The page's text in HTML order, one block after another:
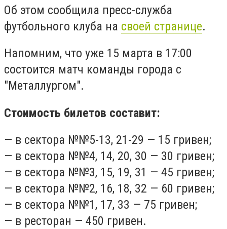
Об этом сообщила пресс-служба
футбольного клуба на своей странице.
Напомним, что уже 15 марта в 17:00
состоится матч команды города с
"Металлургом".
Стоимость билетов составит:
— в сектора №№5-13, 21-29 — 15 гривен;
— в сектора №№4, 14, 20, 30 — 30 гривен;
— в сектора №№3, 15, 19, 31 — 45 гривен;
— в сектора №№2, 16, 18, 32 — 60 гривен;
— в сектора №№1, 17, 33 — 75 гривен;
— в ресторан — 450 гривен.